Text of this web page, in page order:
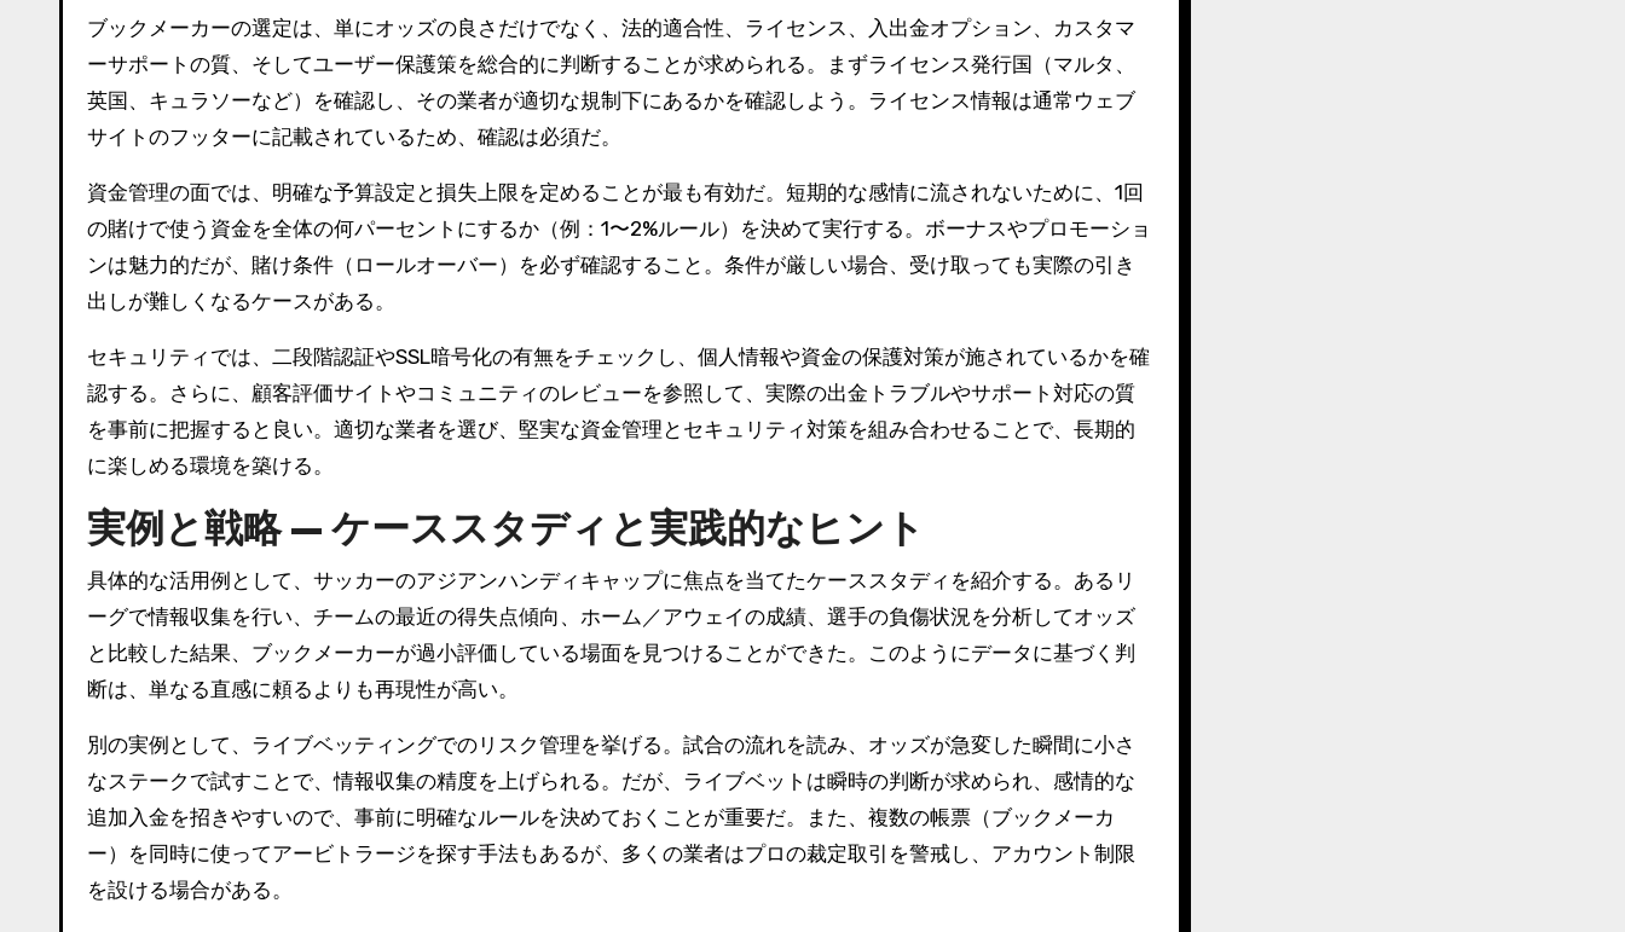
ブックメーカーの選定は、単にオッズの良さだけでなく、法的適合性、ライセンス、入出金オプション、カスタマ
ーサポートの質、そしてユーザー保護策を総合的に判断することが求められる。まずライセンス発行国（マルタ、
英国、キュラソーなど）を確認し、その業者が適切な規制下にあるかを確認しよう。ライセンス情報は通常ウェブ
サイトのフッターに記載されているため、確認は必須だ。
資金管理の面では、明確な予算設定と損失上限を定めることが最も有効だ。短期的な感情に流されないために、1回
の賭けで使う資金を全体の何パーセントにするか（例：1〜2%ルール）を決めて実行する。ボーナスやプロモーショ
ンは魅力的だが、賭け条件（ロールオーバー）を必ず確認すること。条件が厳しい場合、受け取っても実際の引き
出しが難しくなるケースがある。
セキュリティでは、二段階認証やSSL暗号化の有無をチェックし、個人情報や資金の保護対策が施されているかを確
認する。さらに、顧客評価サイトやコミュニティのレビューを参照して、実際の出金トラブルやサポート対応の質
を事前に把握すると良い。適切な業者を選び、堅実な資金管理とセキュリティ対策を組み合わせることで、長期的
に楽しめる環境を築ける。
実例と戦略 — ケーススタディと実践的なヒント
具体的な活用例として、サッカーのアジアンハンディキャップに焦点を当てたケーススタディを紹介する。あるリ
ーグで情報収集を行い、チームの最近の得失点傾向、ホーム／アウェイの成績、選手の負傷状況を分析してオッズ
と比較した結果、ブックメーカーが過小評価している場面を見つけることができた。このようにデータに基づく判
断は、単なる直感に頼るよりも再現性が高い。
別の実例として、ライブベッティングでのリスク管理を挙げる。試合の流れを読み、オッズが急変した瞬間に小さ
なステークで試すことで、情報収集の精度を上げられる。だが、ライブベットは瞬時の判断が求められ、感情的な
追加入金を招きやすいので、事前に明確なルールを決めておくことが重要だ。また、複数の帳票（ブックメーカ
ー）を同時に使ってアービトラージを探す手法もあるが、多くの業者はプロの裁定取引を警戒し、アカウント制限
を設ける場合がある。